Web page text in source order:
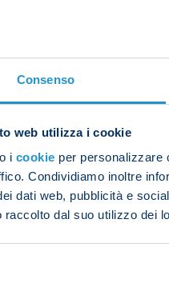
Consenso
web utilizza i cookie
i cookie per personalizzare
Condividiamo inoltre
dati web, pubblicità e
raccolto dal suo utilizzo dei